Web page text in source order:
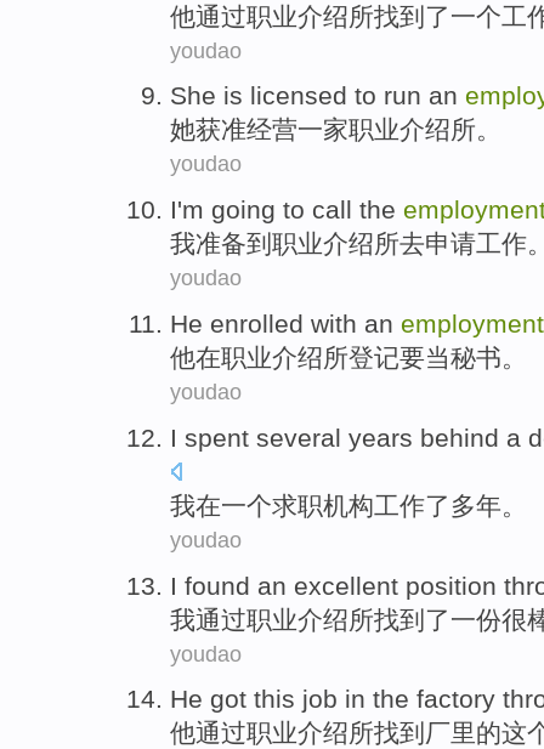
他通过职业介绍所找到了一个工
youdao
She is licensed to run an
她获准经营一家职业介绍所。
youdao
I'm going to call the
我准备到 职业介绍所去申请工作
youdao
He enrolled with an
他在职业介绍所登记要当秘书。
youdao
I spent several years behind a
我在一个求职机构工作了 多年。
youdao
I found an excellent position
我通过职业介绍所找到了一份很
youdao
He got this job in the factory
他通过职业介绍所找到 厂里的这